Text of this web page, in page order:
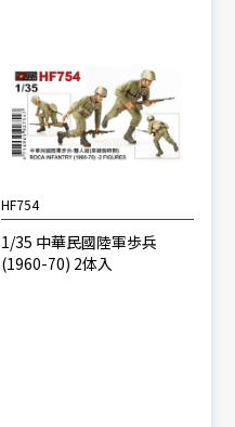
HF754
1/35 中華民國陸軍歩兵
(1960-70) 2体入